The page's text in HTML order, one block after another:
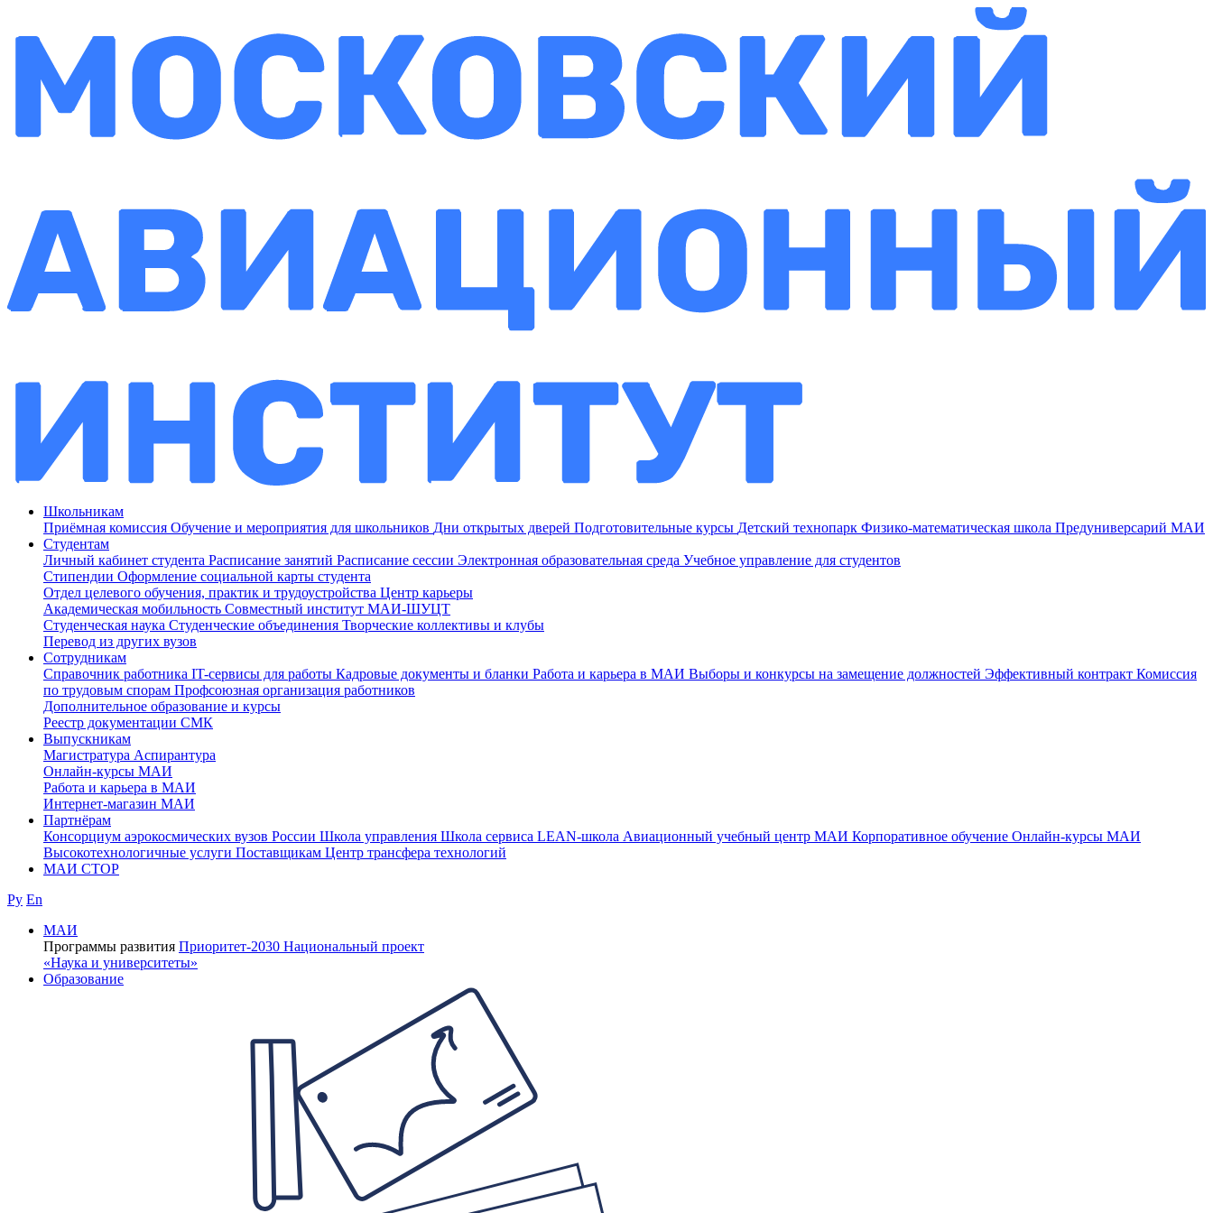
Школьникам
Приёмная комиссия Обучение и мероприятия для школьников Дни открытых дверей Подготовительные курсы Детский технопарк Физико-математическая школа Предуниверсарий МАИ
Студентам
Личный кабинет студента Расписание занятий Расписание сессии Электронная образовательная среда Учебное управление для студентов
Стипендии Оформление социальной карты студента
Отдел целевого обучения, практик и трудоустройства Центр карьеры
Академическая мобильность Совместный институт МАИ-ШУЦТ
Студенческая наука Студенческие объединения Творческие коллективы и клубы
Перевод из других вузов
Сотрудникам
Cправочник работника IT-сервисы для работы Кадровые документы и бланки Работа и карьера в МАИ Выборы и конкурсы на замещение должностей Эффективный контракт Комиссия
по трудовым спорам Профсоюзная организация работников
Дополнительное образование и курсы
Реестр документации СМК
Выпускникам
Магистратура Аспирантура
Онлайн-курсы МАИ
Работа и карьера в МАИ
Интернет-магазин МАИ
Партнёрам
Консорциум аэрокосмических вузов России Школа управления Школа сервиса LEAN-школа Авиационный учебный центр МАИ Корпоративное обучение Онлайн-курсы МАИ
Высокотехнологичные услуги Поставщикам Центр трансфера технологий
МАИ СТОР
Ру En
МАИ
Программы развития Приоритет-2030 Национальный проект
«Наука и университеты»
Образование